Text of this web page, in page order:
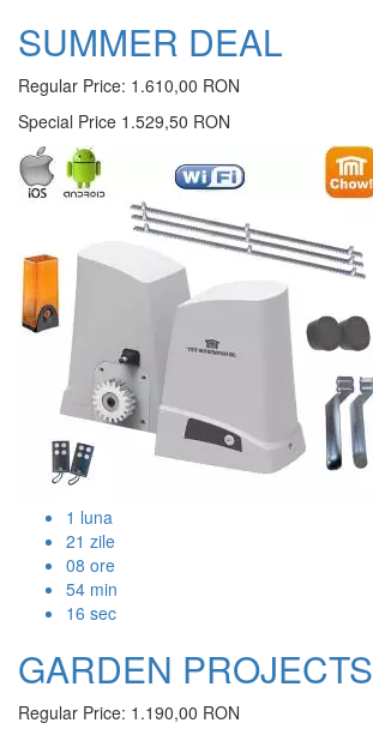
SUMMER DEAL
Regular Price: 1.610,00 RON
Special Price 1.529,50 RON
1 luna
21 zile
08 ore
54 min
15 sec
GARDEN PROJECTS
Regular Price: 1.190,00 RON